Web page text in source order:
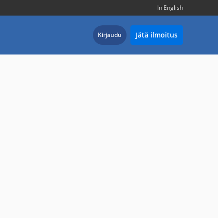
In English
Kirjaudu Jätä ilmoitus